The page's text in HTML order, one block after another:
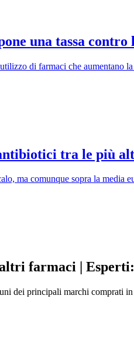
una tassa contro
di farmaci che aumentano
tra le più
ma comunque sopra la
farmaci |
dei principali marchi comprati